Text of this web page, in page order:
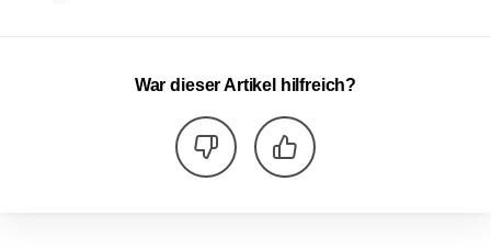
War dieser Artikel hilfreich?